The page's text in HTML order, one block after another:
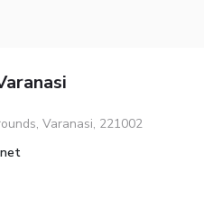
Varanasi, 221002